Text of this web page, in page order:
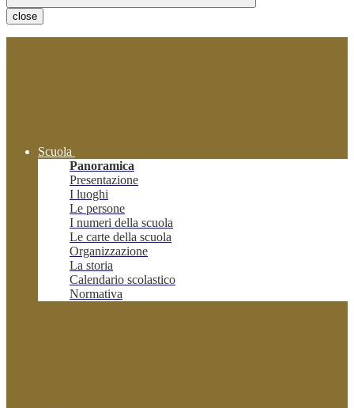
close
Scuola
Panoramica
Presentazione
I luoghi
Le persone
I numeri della scuola
Le carte della scuola
Organizzazione
La storia
Calendario scolastico
Normativa